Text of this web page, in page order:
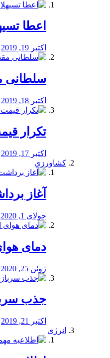
️اعطا
اکتبر 19, 2019
سلطانی
اکتبر 18, 2019
تکرار
اکتبر 17, 2019
کشاورزی
آغاز
جولای 1, 2020
دمای
ژوئن 25, 2020
جذب
اکتبر 21, 2019
انرژی